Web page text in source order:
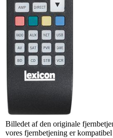
Billedet af den originale
vores fjernbetjening er